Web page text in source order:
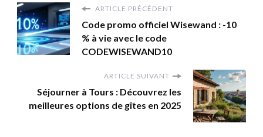
ARTICLE PRÉCÉDENT
Code promo officiel Wisewand : -10
% à vie avec le code
CODEWISEWAND10
ARTICLE SUIVANT
Séjourner à Tours : Découvrez les
meilleures options de gîtes en 2025